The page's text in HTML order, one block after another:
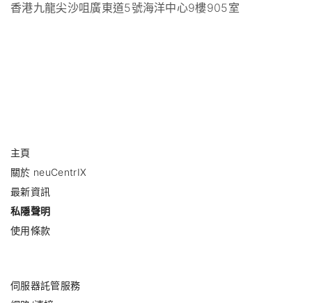
香港九龍尖沙咀廣東道5號海洋中心9樓905室
主頁
關於 neuCentrIX
最新資訊
私隱聲明
使用條款
伺服器託管服務